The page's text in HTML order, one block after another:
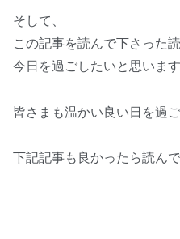
そして、
この記事を読んで下さった
今日を過ごしたいと思います
皆さまも温かい良い日を過
下記記事も良かったら読ん